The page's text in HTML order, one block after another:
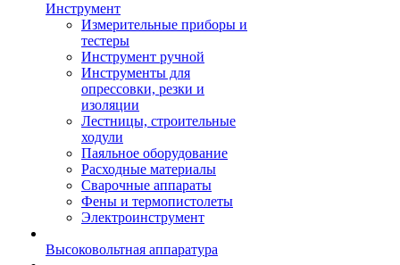
Инструмент
Измерительные приборы и
тестеры
Инструмент ручной
Инструменты для
опрессовки, резки и
изоляции
Лестницы, строительные
ходули
Паяльное оборудование
Расходные материалы
Сварочные аппараты
Фены и термопистолеты
Электроинструмент
Высоковольтная аппаратура